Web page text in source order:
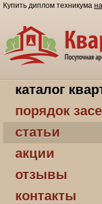
Купить диплом техникума
каталог
порядок
статьи
акции
отзывы
контакты